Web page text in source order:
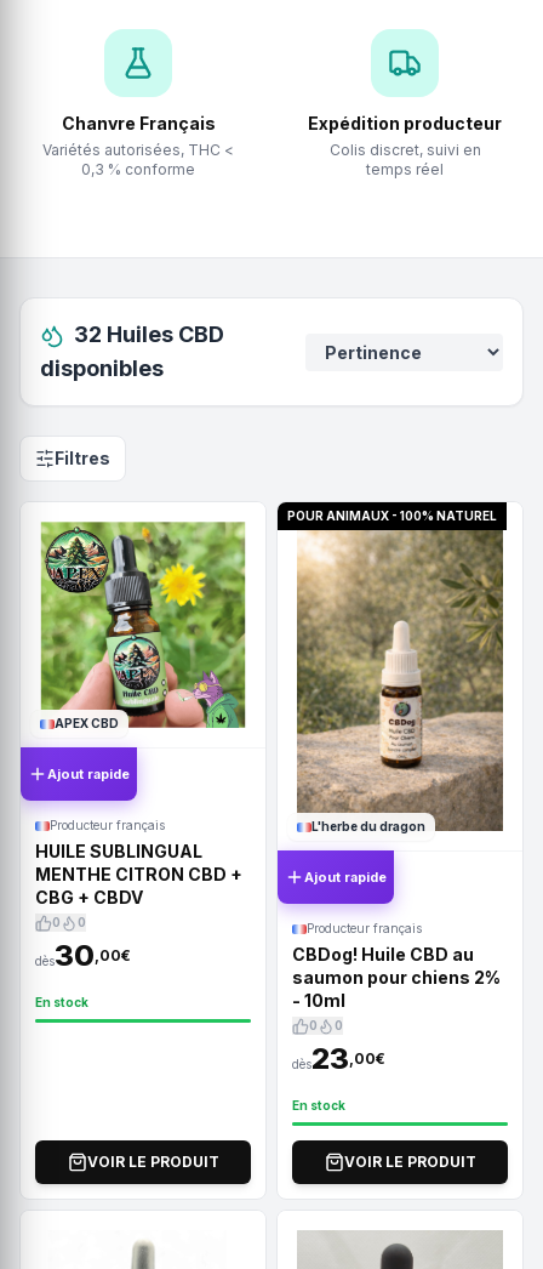
Chanvre Français
Variétés autorisées, THC <
0,3 % conforme
Expédition producteur
Colis discret, suivi en
temps réel
32 Huiles CBD
disponibles
Filtres
APEX CBD
Ajout rapide
Producteur français
HUILE SUBLINGUAL
MENTHE CITRON CBD +
CBG + CBDV
0 0
dès30,00€
En stock
VOIR LE PRODUIT
POUR ANIMAUX - 100% NATUREL
L'herbe du dragon
Ajout rapide
Producteur français
CBDog! Huile CBD au
saumon pour chiens 2%
- 10ml
0 0
dès23,00€
En stock
VOIR LE PRODUIT